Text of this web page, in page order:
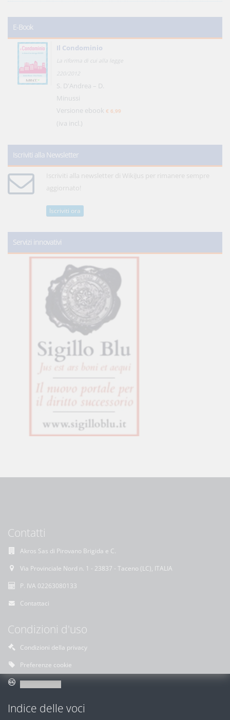
E-Book
Il Condominio
La riforma di cui alla legge
220/2012
S. D'Andrea – D.
Minussi
Versione ebook € 6,99
(iva incl.)
Iscriviti alla Newsletter
Iscriviti alla newsletter di WikiJus per rimanere sempre
aggiornato!
Iscriviti ora
Servizi innovativi
Contatti
Akros Sas di Pirovano Brigida e C.
Via Provinciale Nord n. 1 - 23837 - Taceno (LC), ITALIA
P. IVA 02263080133
Contattaci
Condizioni d'uso
Condizioni della privacy
Preferenze cookie
Indice delle voci